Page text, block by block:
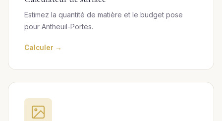
Estimez la quantité de matière et le budget pose
pour Antheuil-Portes.
Calculer →